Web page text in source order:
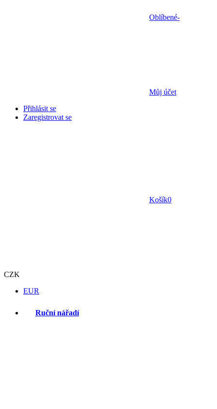
Oblíbené-
Můj účet
Přihlásit se
Zaregistrovat se
Košík0
CZK
EUR
Ruční nářadí